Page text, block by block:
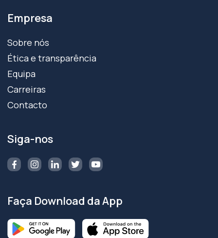
Empresa
Sobre nós
Ética e transparência
Equipa
Carreiras
Contacto
Siga-nos
Faça Download da App